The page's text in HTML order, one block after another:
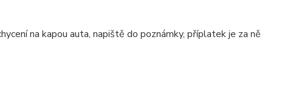
na kapou auta, napiště do poznámky, příplatek je za ně